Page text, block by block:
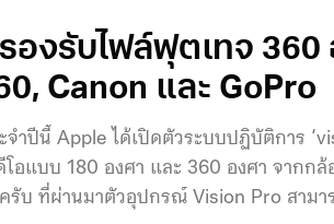
องรับไฟล์ฟุตเทจ 360
Canon และ GoPro
จำปีนี้ Apple ได้เปิดตัวระบบปฏิบัติการ
โอแบบ 180 องศา และ 360 องศา จากก
บ ที่ผ่านมาตัวอุปกรณ์ Vision Pro สามา